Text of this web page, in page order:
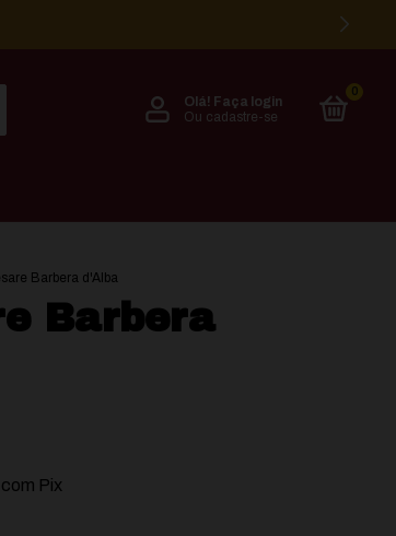
Olá! Faça login
Ou cadastre-se
0
Barbera d'Alba
Barbera
Pix